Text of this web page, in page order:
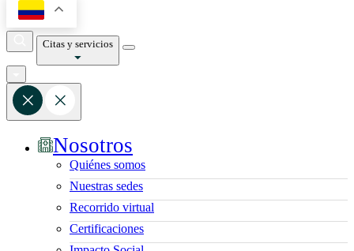
Citas y servicios
Nosotros
Quiénes somos
Nuestras sedes
Recorrido virtual
Certificaciones